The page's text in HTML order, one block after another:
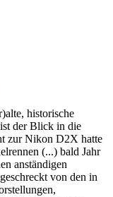
historische
der Blick in die
zur Nikon D2X hatte
(...) bald Jahr
anständigen
von den in